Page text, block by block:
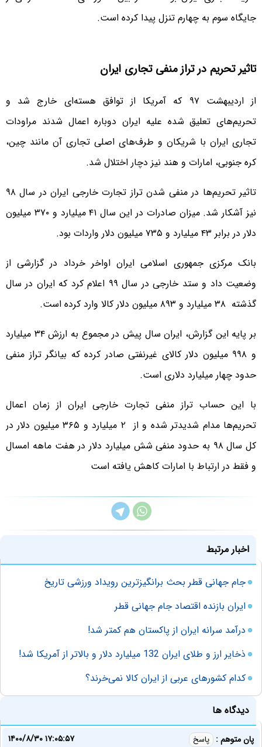
جایگاه سوم به چهارم تنزل پیدا کرده است.
تاثیر تحریم در تراز منفی تجاری ایران
از اردیبهشت ۹۷ که آمریکا از توافق هسته‌ای خارج شد و
تحریم‌های تعلیق شده علیه ایران دوباره اعمال شدند مراودات
تجاری ایران با شریکان و طرف‌های اصلی تجاری آن مانند چین،
کره جنوبی، امارات و هند نیز دچار اختلال شد.
تاثیر تحریم‌ها در منفی شدن تراز تجارت خارجی ایران در سال ۹۸
نیز آشکار شد. میزان صادرات در این سال ۴۱ میلیارد و ۳۷۰ میلیون
دلار در برابر ۴۳ میلیارد و ۷۳۵ میلیون دلار واردات بود.
بانک مرکزی جمهوری اسلامی ایران اواخر خرداد در گزارشی از
وضعیت داد و ستد خارجی در سال ۹۹ اعلام کرد که ایران در سال
گذشته ۳۸ میلیارد و ۸۹۳ میلیون دلار کالا وارد کرده است.
بر پایه این گزارش، ایران سال پیش در مجموع به ارزش ۳۴ میلیارد
و ۹۹۸ میلیون دلار کالای غیرنفتی صادر کرده که بیانگر تراز منفی
حدود چهار میلیارد دلاری است.
با این حساب تراز منفی تجارت خارجی ایران از زمان اعمال
تحریم‌ها مدام شدیدتر شده و از ۲ میلیارد و ۳۶۵ میلیون دلار در
کل سال ۹۸ به حدود منفی شش میلیارد دلار در هفت ماهه امسال
و فقط در ارتباط با امارات کاهش یافته است
اخبار مرتبط
جام جهانی قطر بحث برانگیزترین رویداد ورزشی تاریخ
ایران بازنده اقتصاد جام جهانی قطر
درآمد سرانه ایران از پاکستان هم کمتر شد!
ذخایر ارز و طلای ایران 132 میلیارد دلار و بالاتر از آمریکا شد!
کدام کشورهای عربی از ایران کالا نمی‌خرند؟
دیدگاه ها
پان متوهم : پاسخ
۱۴۰۰/۸/۳۰ ۱۷:۰۵:۵۷